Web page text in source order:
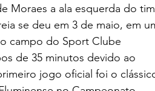
Moraes a ala esquerda do
se deu em 3 de maio, em
campo do Sport Clube
de 35 minutos devido ao
jogo oficial foi o